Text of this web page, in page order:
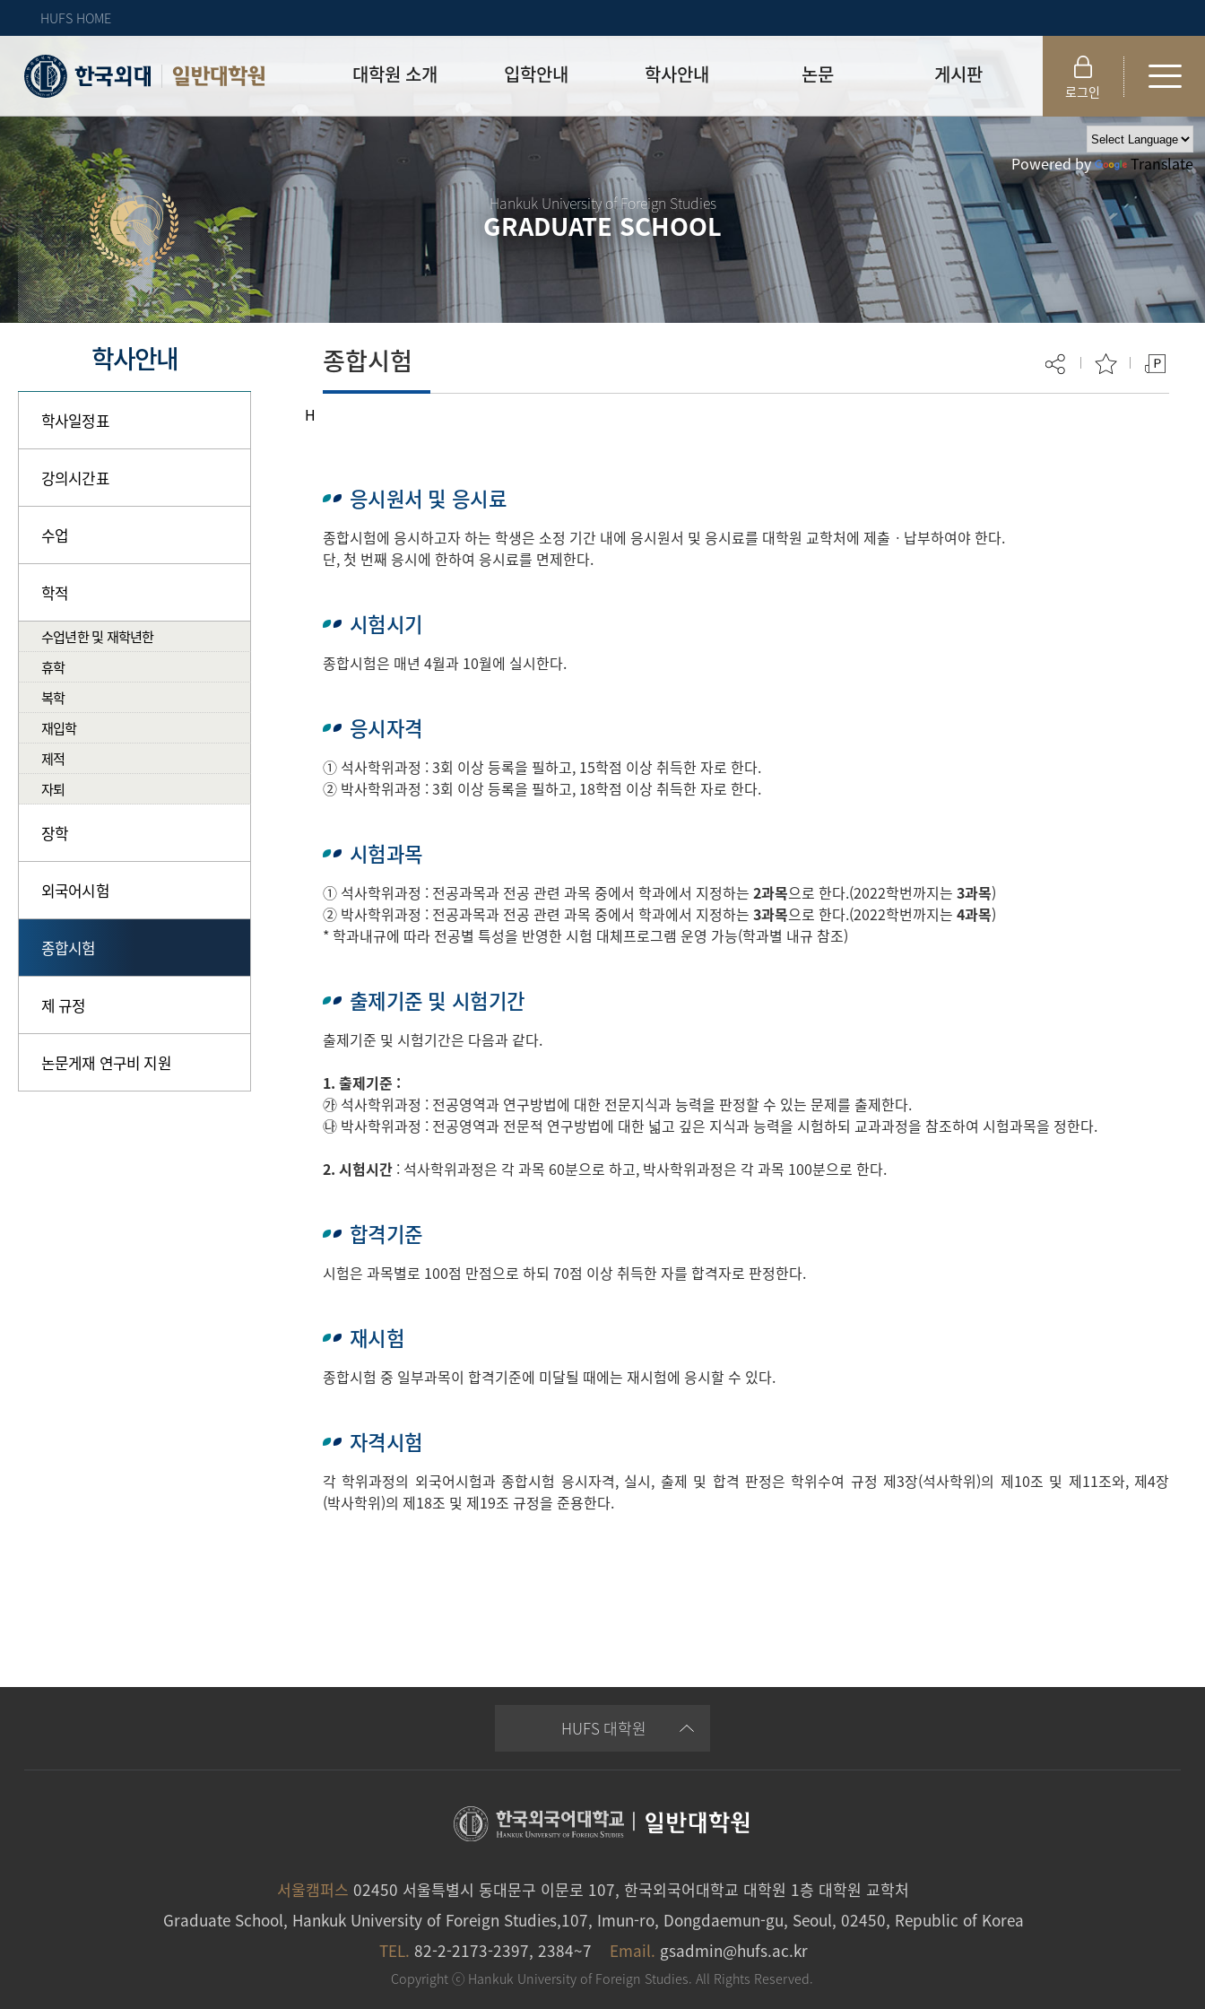
HUFS HOME
일반대학원 대학원 소개
원장인사
연혁
주임교수 연락처
자체 평가
입학안내
모집일정
모집요강
입시 공지사항
학부-대학원 연계과정
석·박사 통합 학위과정
박사후 연구과정
학사안내
학사일정표
강의시간표
수업
학적
장학
외국어시험
종합시험
제 규정
논문
학위논문제출 절차/자격
논문작성법 및 템플릿
양식함
논문지도_
학위논문제안심사
연구윤리교육 이수 안내
연구윤리위원회 규정
연구윤리 지침서
게시판
공지사항
자료실
FAQ
취업·모집 관련 공지
특강·프로그램 관련 공지
대학원생권리장전
대학원 총학생회
외국인 유학생 비자(VISA)
로그인
Hankuk University of Foreign Studies
GRADUATE SCHOOL
Powered by Translate
학사안내
학사일정표
강의시간표
수업
학적
수업년한 및 재학년한
휴학
복학
재입학
제적
자퇴
장학
외국어시험
종합시험
제 규정
논문게재 연구비 지원
H
종합시험
응시원서 및 응시료
종합시험에 응시하고자 하는 학생은 소정 기간 내에 응시원서 및 응시료를 대학원 교학처에 제출ㆍ납부하여야 한다.
단, 첫 번째 응시에 한하여 응시료를 면제한다.
시험시기
종합시험은 매년 4월과 10월에 실시한다.
응시자격
① 석사학위과정 : 3회 이상 등록을 필하고, 15학점 이상 취득한 자로 한다.
② 박사학위과정 : 3회 이상 등록을 필하고, 18학점 이상 취득한 자로 한다.
시험과목
① 석사학위과정 : 전공과목과 전공 관련 과목 중에서 학과에서 지정하는 2과목으로 한다.(2022학번까지는 3과목)
② 박사학위과정 : 전공과목과 전공 관련 과목 중에서 학과에서 지정하는 3과목으로 한다.(2022학번까지는 4과목)
* 학과내규에 따라 전공별 특성을 반영한 시험 대체프로그램 운영 가능(학과별 내규 참조)
출제기준 및 시험기간
출제기준 및 시험기간은 다음과 같다.
1. 출제기준 :
㉮ 석사학위과정 : 전공영역과 연구방법에 대한 전문지식과 능력을 판정할 수 있는 문제를 출제한다.
㉯ 박사학위과정 : 전공영역과 전문적 연구방법에 대한 넓고 깊은 지식과 능력을 시험하되 교과과정을 참조하여 시험과목을 정한다.
2. 시험시간: 석사학위과정은 각 과목 60분으로 하고, 박사학위과정은 각 과목 100분으로 한다.
합격기준
시험은 과목별로 100점 만점으로 하되 70점 이상 취득한 자를 합격자로 판정한다.
재시험
종합시험 중 일부과목이 합격기준에 미달될 때에는 재시험에 응시할 수 있다.
자격시험
각 학위과정의 외국어시험과 종합시험 응시자격, 실시, 출제 및 합격 판정은 학위수여 규정 제3장(석사학위)의 제10조 및 제11조와, 제4장
(박사학위)의 제18조 및 제19조 규정을 준용한다.
HUFS 대학원
| 일반대학원
서울캠퍼스 02450 서울특별시 동대문구 이문로 107, 한국외국어대학교 대학원 1층 대학원 교학처
Graduate School, Hankuk University of Foreign Studies,107, Imun-ro, Dongdaemun-gu, Seoul, 02450, Republic of Korea
TEL. 82-2-2173-2397, 2384~7 Email. gsadmin@hufs.ac.kr
Copyright ⓒ Hankuk University of Foreign Studies. All Rights Reserved.